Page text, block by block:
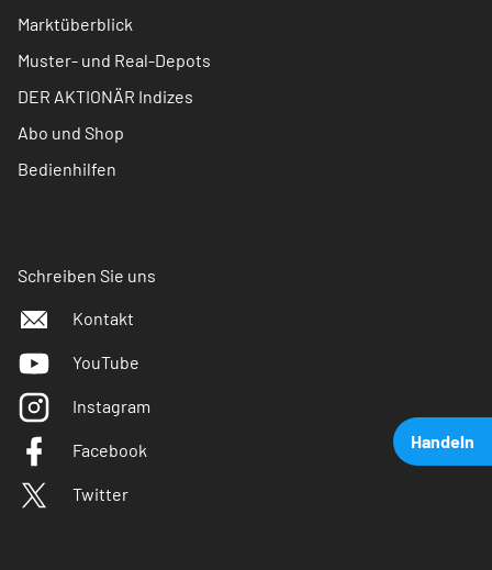
Handeln
Marktüberblick
Muster- und Real-Depots
DER AKTIONÄR Indizes
Abo und Shop
Bedienhilfen
Schreiben Sie uns
Kontakt
YouTube
Instagram
Facebook
Twitter